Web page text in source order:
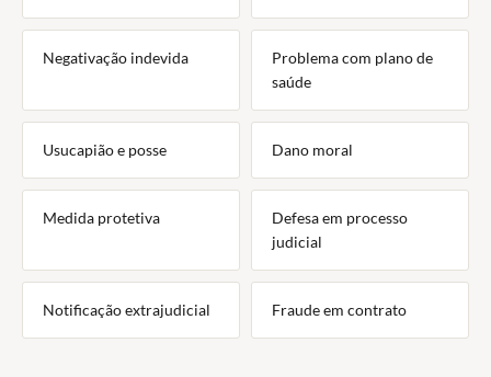
Negativação indevida
Problema com plano de
saúde
Usucapião e posse Dano moral
Medida protetiva
Defesa em processo
judicial
Notificação extrajudicial Fraude em contrato